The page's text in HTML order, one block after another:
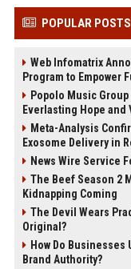
POPULAR POSTS
Web Infomatrix
Program to Empower
Popolo Music
Everlasting Hope
Meta-Analysis
Exosome Delivery in
News Wire Service
The Beef Season 2
Kidnapping Coming
The Devil Wears
Original?
How Do
Brand Authority?